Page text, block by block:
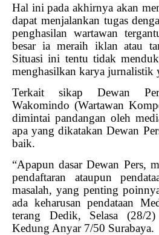
Hal ini pada akhirnya akan
dapat menjalankan tugas
penghasilan wartawan
besar ia meraih iklan atau
Situasi ini tentu tidak
menghasilkan karya jurnalistik
Terkait sikap Dewan
Wakomindo (Wartawan
dimintai pandangan oleh
apa yang dikatakan Dewan
baik.
“Apapun dasar Dewan Pers,
pendaftaran ataupun
masalah, yang penting
ada keharusan pendataan
terang Dedik, Selasa (28/
Kedung Anyar 7/50 Surabaya.